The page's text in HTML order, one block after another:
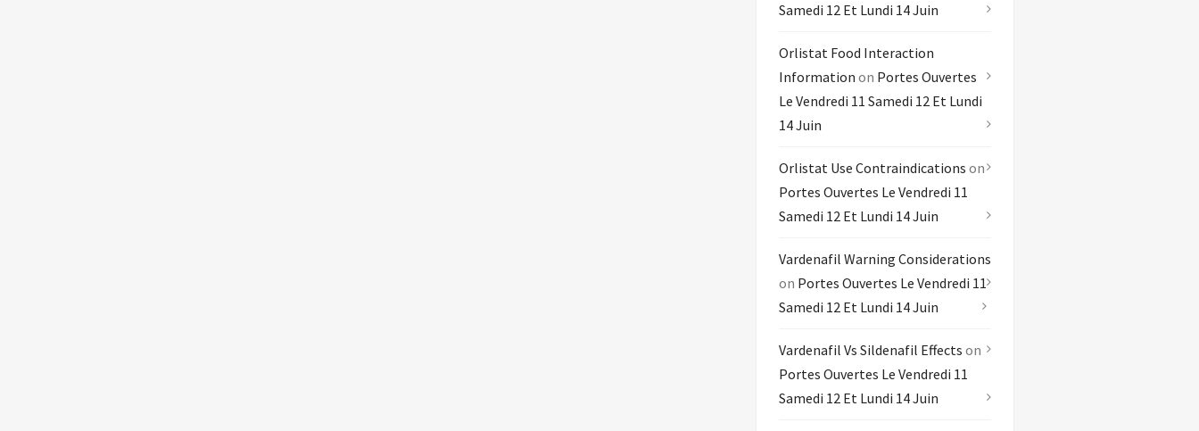
Samedi 12 Et Lundi 14 Juin
Orlistat Food Interaction
Information on Portes Ouvertes
Le Vendredi 11 Samedi 12 Et Lundi
14 Juin
Orlistat Use Contraindications on
Portes Ouvertes Le Vendredi 11
Samedi 12 Et Lundi 14 Juin
Vardenafil Warning Considerations
on Portes Ouvertes Le Vendredi 11
Samedi 12 Et Lundi 14 Juin
Vardenafil Vs Sildenafil Effects on
Portes Ouvertes Le Vendredi 11
Samedi 12 Et Lundi 14 Juin